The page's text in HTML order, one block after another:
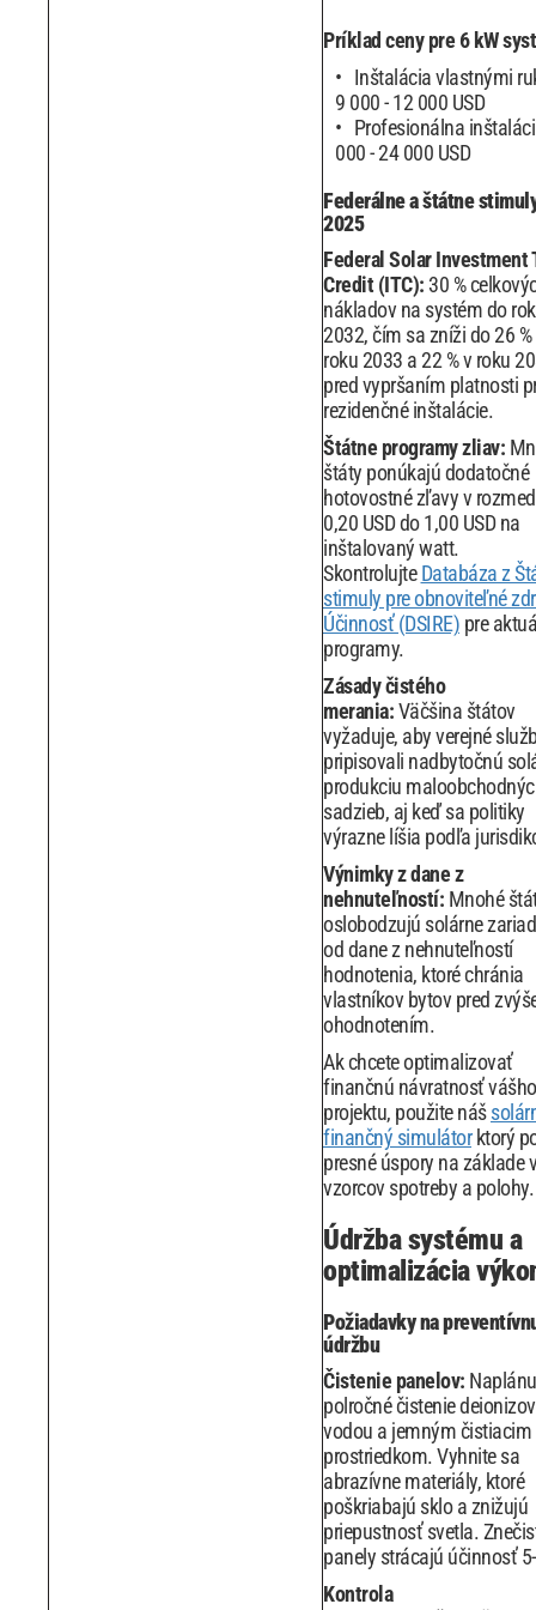
Príklad ceny pre 6 kW
Inštalácia vlastnými
9 000 - 12 000 USD
Profesionálna
000 - 24 000 USD
Federálne a štátne
2025
Federal Solar Investment
Credit (ITC): 30 %
nákladov na systém do
2032, čím sa zníži do 26 %
roku 2033 a 22 % v roku
pred vypršaním platnosti
rezidenčné inštalácie.
Štátne programy zliav:
štáty ponúkajú dodatočné
hotovostné zľavy v
0,20 USD do 1,00 USD na
inštalovaný watt.
Skontrolujte Databáza z
stimuly pre obnoviteľné
Účinnosť (DSIRE) pre
programy.
Zásady čistého
merania:Väčšina štátov
vyžaduje, aby verejné
pripisovali nadbytočnú
produkciu
sadzieb, aj keď sa politiky
výrazne líšia podľa
Výnimky z dane z
nehnuteľností: Mnohé
oslobodzujú solárne
od dane z nehnuteľností
hodnotenia, ktoré chránia
vlastníkov bytov pred
ohodnotením.
Ak chcete optimalizovať
finančnú návratnosť vášho
projektu, použite náš
finančný simulátorktorý
presné úspory na základe
vzorcov spotreby a polohy.
Údržba systému a
optimalizácia
Požiadavky na
údržbu
Čistenie panelov:
polročné čistenie
vodou a jemným čistiacim
prostriedkom. Vyhnite sa
abrazívne materiály, ktoré
poškriabajú sklo a znižujú
priepustnosť svetla.
panely strácajú účinnosť
Kontrola